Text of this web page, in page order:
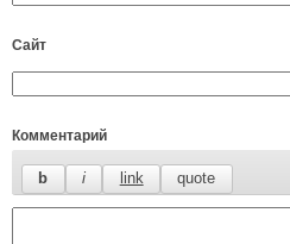
Сайт
Комментарий